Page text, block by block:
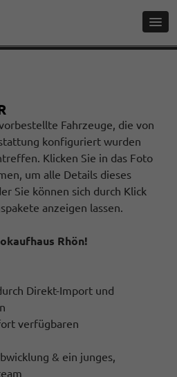
Fahrzeuge, die von
konfiguriert wurden
Klicken Sie in das Foto
um alle Details dieses
Sie können sich durch Klick
anzeigen lassen.
Rhön!
Direkt-Import und
verfügbaren
& ein junges,